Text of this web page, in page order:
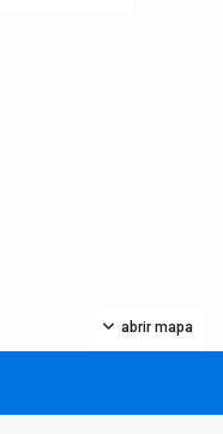
abrir mapa